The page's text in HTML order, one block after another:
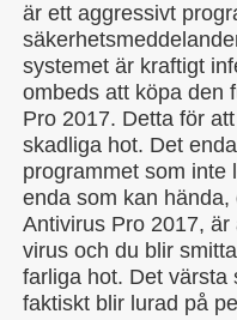
är ett aggressivt
systemet är kraftigt
ombeds att köpa den
Pro 2017. Detta för
skadliga hot. Det
programmet som inte
enda som kan
Antivirus Pro 2017,
virus och du blir
farliga hot. Det värsta
faktiskt blir lurad på